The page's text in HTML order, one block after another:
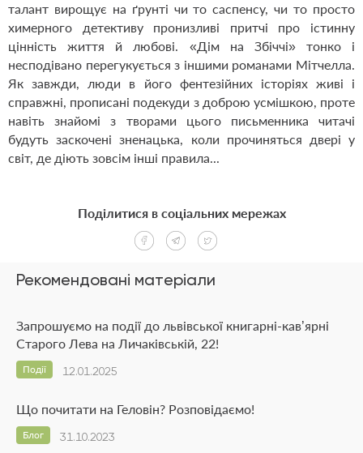
талант вирощує на ґрунті чи то саспенсу, чи то просто
химерного детективу пронизливі притчі про істинну
цінність життя й любові. «Дім на Збіччі» тонко і
несподівано перегукується з іншими романами Мітчелла.
Як завжди, люди в його фентезійних історіях живі і
справжні, прописані подекуди з доброю усмішкою, проте
навіть знайомі з творами цього письменника читачі
будуть заскочені зненацька, коли прочиняться двері у
світ, де діють зовсім інші правила...
Рекомендовані матеріали
Запрошуємо на події до львівської книгарні-кав’ярні
Старого Лева на Личаківській, 22!
12.01.2025
Події
Що почитати на Геловін? Розповідаємо!
31.10.2023
Блог
Поділитися в соціальних мережах